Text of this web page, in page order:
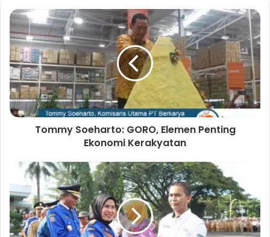
s
i
t
e
Tommy Soeharto: GORO, Elemen Penting
Ekonomi Kerakyatan